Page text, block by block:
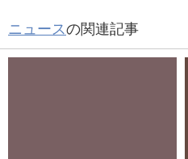
ニュースの関連記事